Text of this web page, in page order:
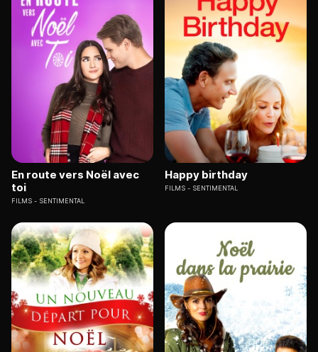
En route vers Noël avec
toi
FILMS SENTIMENTAL
Happy birthday
FILMS SENTIMENTAL